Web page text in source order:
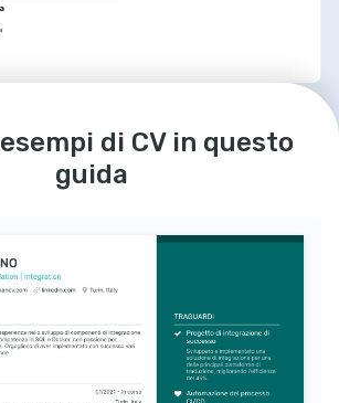
di CV in questo
guida